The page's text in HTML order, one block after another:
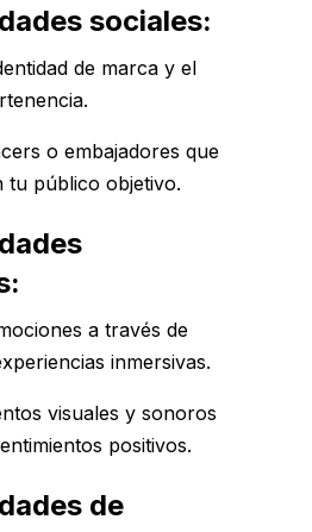
sociales:
de marca y el
o embajadores que
tu público objetivo.
a través de
inmersivas.
visuales y sonoros
positivos.
de